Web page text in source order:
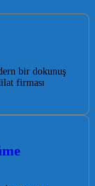
bir dokunuş
firması